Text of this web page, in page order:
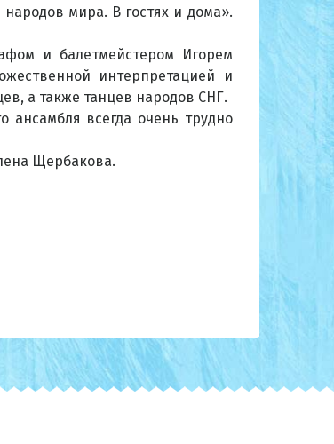
мира. В гостях и дома».
и балетмейстером Игорем
интерпретацией и
а также танцев народов СНГ.
ансамбля всегда очень трудно
Щербакова.